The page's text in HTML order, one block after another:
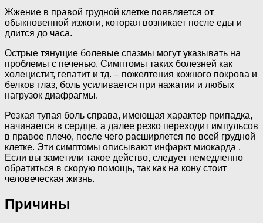
Жжение в правой грудной клетке появляется от
обыкновенной изжоги, которая возникает после еды и
длится до часа.
Острые тянущие болевые спазмы могут указывать на
проблемы с печенью. Симптомы таких болезней как
холецистит, гепатит и тд. – пожелтения кожного покрова и
белков глаз, боль усиливается при нажатии и любых
нагрузок диафрагмы.
Резкая тупая боль справа, имеющая характер припадка,
начинается в сердце, а далее резко переходит импульсов
в правое плечо, после чего расширяется по всей грудной
клетке. Эти симптомы описывают инфаркт миокарда .
Если вы заметили такое действо, следует немедленно
обратиться в скорую помощь, так как на кону стоит
человеческая жизнь.
Причины